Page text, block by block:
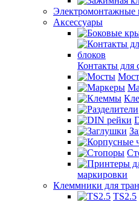
Электромонтажные
Аксессуары
Контакты для
маркировки
Клеммники для
TS2.5